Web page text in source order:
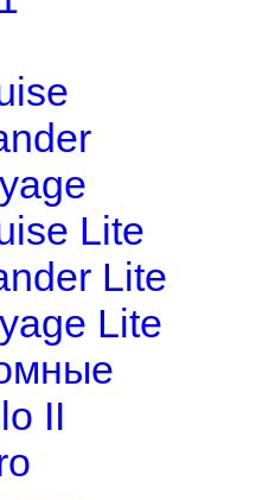
Lite
Lite
Lite
II